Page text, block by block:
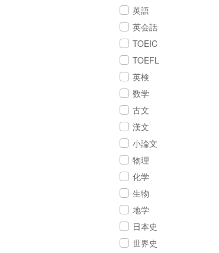
英語
英会話
TOEIC
TOEFL
英検
数学
古文
漢文
小論文
物理
化学
生物
地学
日本史
世界史